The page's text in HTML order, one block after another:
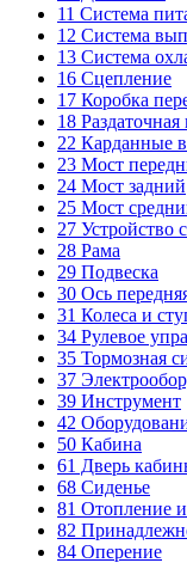
11 Система
12 Система
13 Система
16 Сцепление
17 Коробка
18 Раздаточная
22 Карданные
23 Мост
24 Мост задний
25 Мост
27 Устройство
28 Рама
29 Подвеска
30 Ось
31 Колеса и
34 Рулевое
35 Тормозная
37
39 Инструмент
42
50 Кабина
61 Дверь
68 Сиденье
81 Отопление
82
84 Оперение